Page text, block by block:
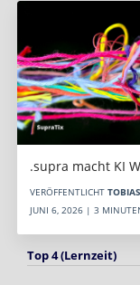
.supra macht KI
VERÖFFENTLICHT
JUNI 6, 2026 | 3
Top 4 (Lernzeit)